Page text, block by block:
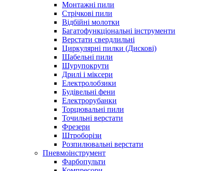
Монтажні пили
Стрічкові пили
Відбійні молотки
Багатофункціональні інструменти
Верстати свердлильні
Циркулярні пилки (Дискові)
Шабельні пили
Шурупокрути
Дрилі і міксери
Електролобзики
Будівельні фени
Електрорубанки
Торцювальні пили
Точильні верстати
Фрезери
Штроборізи
Розпилювальні верстати
Пневмоінструмент
Фарбопульти